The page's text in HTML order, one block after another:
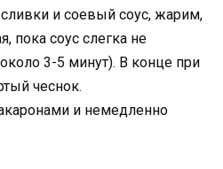
и соевый соус, жарим,
пока соус слегка не
3-5 минут). В конце при
чеснок.
и немедленно